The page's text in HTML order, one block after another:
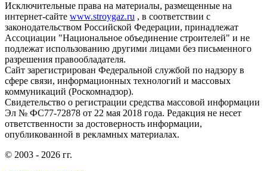
Исключительные права на материалы, размещенные на
интернет-сайте www.stroygaz.ru , в соответствии с
законодательством Российской Федерации, принадлежат
Ассоциации "Национальное объединение строителей" и не
подлежат использованию другими лицами без письменного
разрешения правообладателя.
Сайт зарегистрирован Федеральной службой по надзору в
сфере связи, информационных технологий и массовых
коммуникаций (Роскомнадзор).
Свидетельство о регистрации средства массовой информации
Эл № ФС77-72878 от 22 мая 2018 года. Редакция не несет
ответственности за достоверность информации,
опубликованной в рекламных материалах.
© 2003 - 2026 гг.